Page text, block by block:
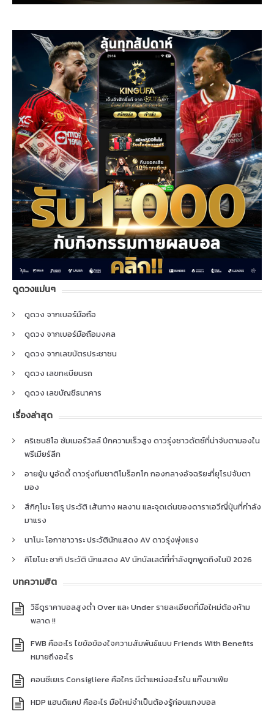
ดูดวงแม่นๆ
ดูดวง จากเบอร์มือถือ
ดูดวง จากเบอร์มือถือมงคล
ดูดวง จากเลขบัตรประชาชน
ดูดวง เลขทะเบียนรถ
ดูดวง เลขบัญชีธนาคาร
เรื่องล่าสุด
คริเซนซิโอ ซัมเมอร์วิลล์ ปีกความเร็วสูง ดาวรุ่งชาวดัตช์ที่น่าจับตามองใน
พรีเมียร์ลีก
อายยู้บ บูอัดดี้ ดาวรุ่งทีมชาติโมร็อกโก กองกลางอัจฉริยะที่ยุโรปจับตา
มอง
สึกิกุโมะ โยรุ ประวัติ เส้นทาง ผลงาน และจุดเด่นของดาราเอวีญี่ปุ่นที่กำลัง
มาแรง
นาโนะ โอกาซาวาระ ประวัตินักแสดง AV ดาวรุ่งพุ่งแรง
คิโยโนะ ซากิ ประวัติ นักแสดง AV นักบัลเลต์ที่กำลังถูกพูดถึงในปี 2026
บทความฮิต
วิธีดูราคาบอลสูงต่ำ Over และ Under รายละเอียดที่มือใหม่ต้องห้าม
พลาด !!
FWB คืออะไร ไขข้อข้องใจความสัมพันธ์แบบ Friends With Benefits
หมายถึงอะไร
คอนซีเยเร Consigliere คือใคร มีตำแหน่งอะไรใน แก๊งมาเฟีย
HDP แฮนดิแคป คืออะไร มือใหม่จำเป็นต้องรู้ก่อนแทงบอล